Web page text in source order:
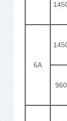
6A
960